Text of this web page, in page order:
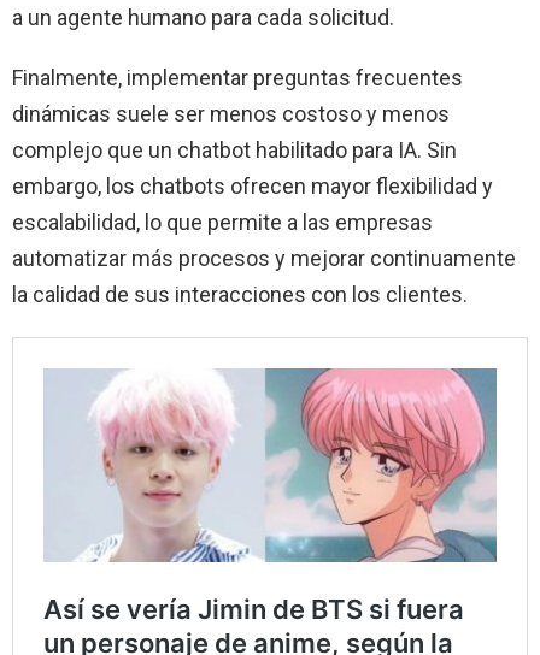
a un agente humano para cada solicitud.
Finalmente, implementar preguntas frecuentes
dinámicas suele ser menos costoso y menos
complejo que un chatbot habilitado para IA. Sin
embargo, los chatbots ofrecen mayor flexibilidad y
escalabilidad, lo que permite a las empresas
automatizar más procesos y mejorar continuamente
la calidad de sus interacciones con los clientes.